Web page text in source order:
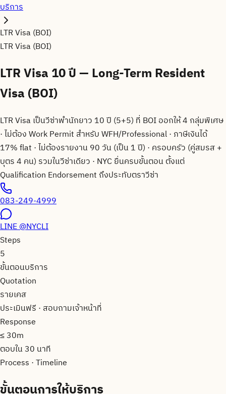
บริการ
LTR Visa (BOI)
LTR Visa (BOI)
LTR Visa 10 ปี — Long-Term Resident
Visa (BOI)
LTR Visa เป็นวีซ่าพำนักยาว 10 ปี (5+5) ที่ BOI ออกให้ 4 กลุ่มพิเศษ
· ไม่ต้อง Work Permit สำหรับ WFH/Professional · ภาษีเงินได้
17% flat · ไม่ต้องรายงาน 90 วัน (เป็น 1 ปี) · ครอบครัว (คู่สมรส +
บุตร 4 คน) รวมในวีซ่าเดียว · NYC ยื่นครบขั้นตอน ตั้งแต่
Qualification Endorsement ถึงประทับตราวีซ่า
083-249-4999
LINE@NYCLI
Steps
5
ขั้นตอนบริการ
Quotation
รายเคส
ประเมินฟรี · สอบถามเจ้าหน้าที่
Response
≤ 30m
ตอบใน 30 นาที
Process · Timeline